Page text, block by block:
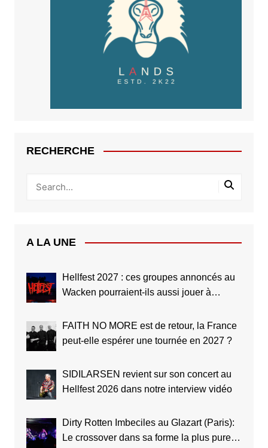
RECHERCHE
A LA UNE
Hellfest 2027 : ces groupes annoncés au
Wacken pourraient-ils aussi jouer à
FAITH NO MORE est de retour, la France
peut-elle espérer une tournée en 2027 ?
SIDILARSEN revient sur son concert au
Hellfest 2026 dans notre interview vidéo
Dirty Rotten Imbeciles au Glazart (Paris):
Le crossover dans sa forme la plus pure